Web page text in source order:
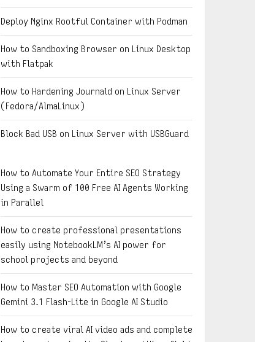
Deploy Nginx Rootful Container with Podman
How to Sandboxing Browser on Linux Desktop
with Flatpak
How to Hardening Journald on Linux Server
(Fedora/AlmaLinux)
Block Bad USB on Linux Server with USBGuard
How to Automate Your Entire SEO Strategy
Using a Swarm of 100 Free AI Agents Working
in Parallel
How to create professional presentations
easily using NotebookLM’s AI power for
school projects and beyond
How to Master SEO Automation with Google
Gemini 3.1 Flash-Lite in Google AI Studio
How to create viral AI video ads and complete